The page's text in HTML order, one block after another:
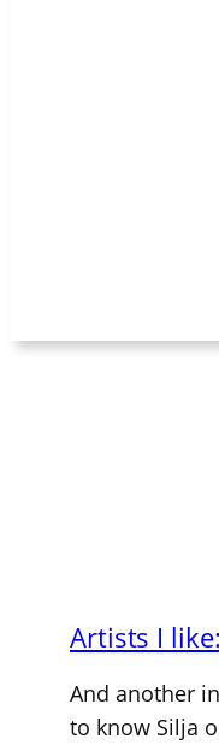
Artists I
And another
to know Silja